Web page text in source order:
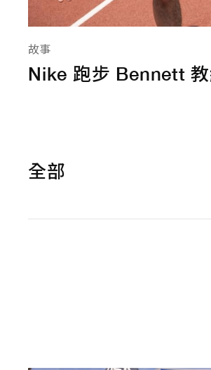
故事
Nike 跑步 Bennett
全部